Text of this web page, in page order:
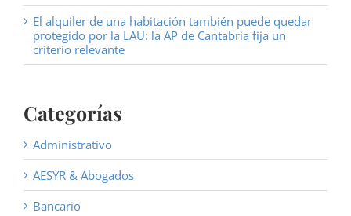
El alquiler de una habitación también puede quedar
protegido por la LAU: la AP de Cantabria fija un
criterio relevante
Categorías
Administrativo
AESYR & Abogados
Bancario